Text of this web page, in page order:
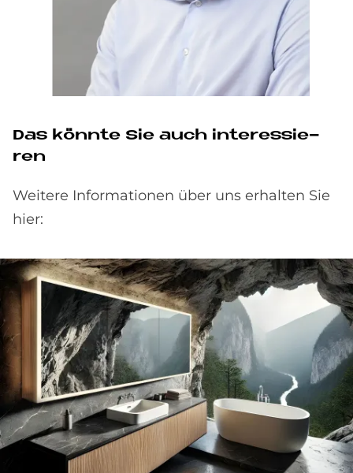
Das könn­te Sie auch in­ter­es­sie­
ren
Weitere Informationen über uns erhalten Sie
hier: